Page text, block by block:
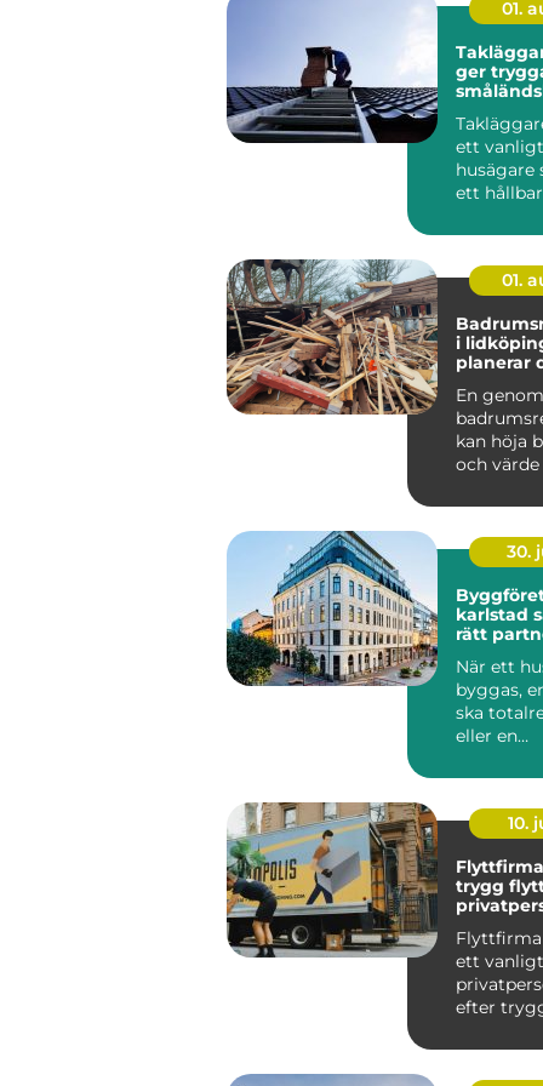
01.
ger
ett
husägare
ett
01.
i lidköping
planerar
En
kan höja
och värde
Samtidigt
30.
karlstad så väljer du
rätt
När ett
byggas,
ska
eller en
planerar
10.
trygg
ett
efter